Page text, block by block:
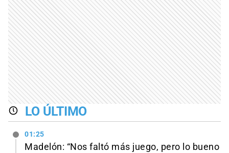
LO ÚLTIMO
01:25
Madelón: “Nos faltó más juego, pero lo bueno